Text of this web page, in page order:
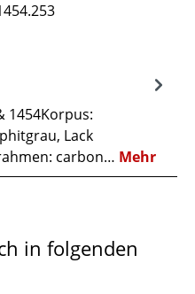
1454Korpus:
Lack
carbon… Mehr
in folgenden